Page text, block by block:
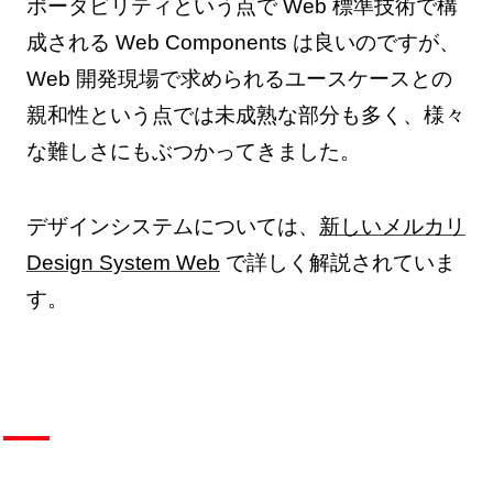
ポータビリティという点で Web 標準技術で構
成される Web Components は良いのですが、
Web 開発現場で求められるユースケースとの
親和性という点では未成熟な部分も多く、様々
な難しさにもぶつかってきました。
デザインシステムについては、 新しいメルカリ
Design System Web で詳しく解説されていま
す。